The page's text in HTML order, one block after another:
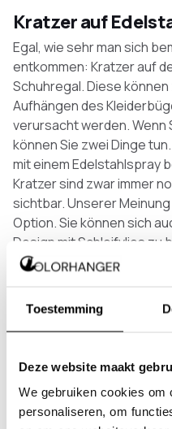
Toestemming
Deze website maakt
We gebruiken cookies om
personaliseren, om
Kratzer auf
Egal, wie sehr man sich
entkommen: Kratzer auf
Schuhregal. Diese
Aufhängen des
verursacht werden. Wenn
können Sie zwei Dinge
mit einem Edelstahlspray
Kratzer sind zwar immer
sichtbar. Unserer
Option. Sie können sich
Design mit Schleifvlies zu
wenn Sie sich wirklich an
Nachdem Sie nun wissen,
Pflege von Edelstahl tun
dringend davon ab, stark
Scheuermittel zur
verwenden. Diese Mittel